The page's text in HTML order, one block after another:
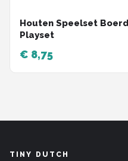
Houten Speelset
Playset
€ 8,75
TINY DUTCH